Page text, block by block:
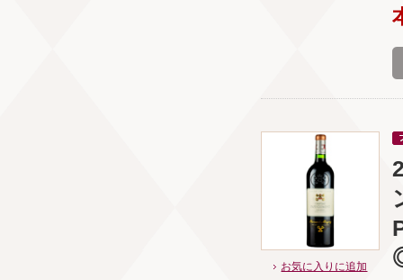
お気に入りに追加